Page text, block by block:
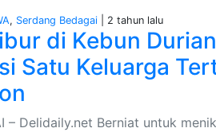
, Serdang Bedagai | 2 tahun lalu
di Kebun
Satu Keluarga
– Delidaily.net Berniat untuk